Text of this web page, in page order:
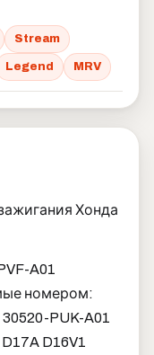
Stream
Legend MRV
Хонда
A01
номером:
PUK-A01
D16V1